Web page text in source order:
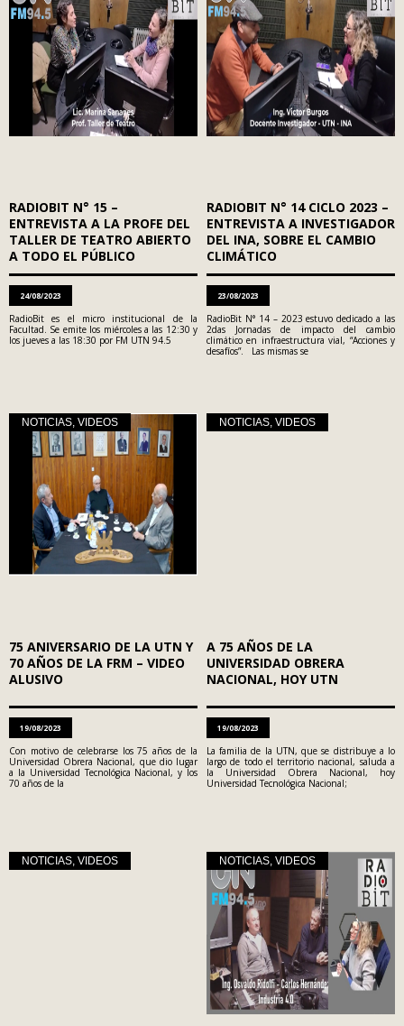
RADIOBIT N° 15 –
ENTREVISTA A LA PROFE DEL
TALLER DE TEATRO ABIERTO
A TODO EL PÚBLICO
24/08/2023
RadioBit es el micro institucional de la
Facultad. Se emite los miércoles a las 12:30 y
los jueves a las 18:30 por FM UTN 94.5
RADIOBIT N° 14 CICLO 2023 –
ENTREVISTA A INVESTIGADOR
DEL INA, SOBRE EL CAMBIO
CLIMÁTICO
23/08/2023
RadioBit N° 14 – 2023 estuvo dedicado a las
2das Jornadas de impacto del cambio
climático en infraestructura vial, “Acciones y
desafíos”. Las mismas se
NOTICIAS VIDEOS
75 ANIVERSARIO DE LA UTN Y
70 AÑOS DE LA FRM – VIDEO
ALUSIVO
19/08/2023
Con motivo de celebrarse los 75 años de la
Universidad Obrera Nacional, que dio lugar
a la Universidad Tecnológica Nacional, y los
70 años de la
NOTICIAS VIDEOS
A 75 AÑOS DE LA
UNIVERSIDAD OBRERA
NACIONAL, HOY UTN
19/08/2023
La familia de la UTN, que se distribuye a lo
largo de todo el territorio nacional, saluda a
la Universidad Obrera Nacional, hoy
Universidad Tecnológica Nacional;
NOTICIAS, VIDEOS NOTICIAS, VIDEOS